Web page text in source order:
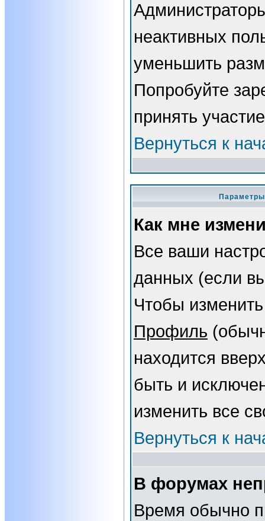
неактивных
уменьшить
Попробуйте
принять
Вернуться к
Как мне
Все ваши
данных (если
Чтобы
Профиль
находится
быть и
изменить все
Вернуться к
В форумах
Время обычно